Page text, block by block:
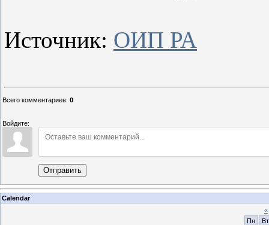
Источник: ОИП РА
Всего комментариев: 0
Войдите:
Отправить
Calendar
«
Пн
Вт